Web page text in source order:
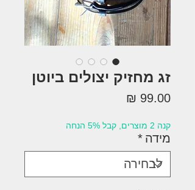
זג מחזיק יצולים ביוטן
קנה 2 מוצרים, קבל 5% הנחה
מידה *